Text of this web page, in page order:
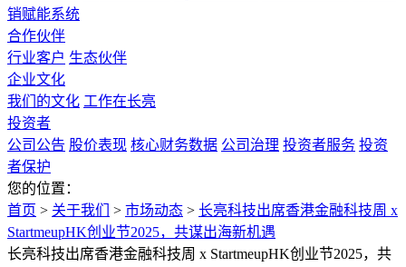
销赋能系统
合作伙伴
行业客户 生态伙伴
企业文化
我们的文化 工作在长亮
投资者
公司公告 股价表现 核心财务数据 公司治理 投资者服务 投资
者保护
您的位置：
首页 > 关于我们 > 市场动态 > 长亮科技出席香港金融科技周 x
StartmeupHK创业节2025，共谋出海新机遇
长亮科技出席香港金融科技周 x StartmeupHK创业节2025，共